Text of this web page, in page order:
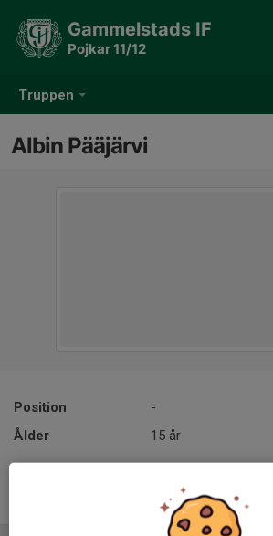
Truppen
Gammelstads IF
Pojkar 11/12
Albin Pääjärvi
Position
-
Ålder
15 år